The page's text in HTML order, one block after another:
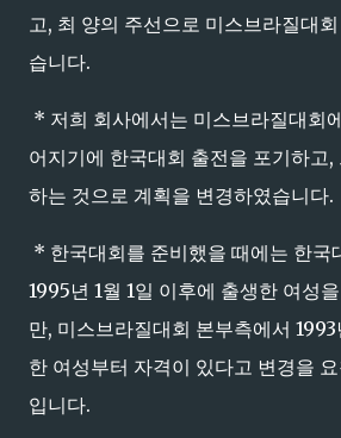
고, 최 양의 주선으로 미스브라질대
습니다.
* 저희 회사에서는 미스브라질대회
어지기에 한국대회 출전을 포기하고
하는 것으로 계획을 변경하였습니다.
* 한국대회를 준비했을 때에는 한국
1995년 1월 1일 이후에 출생한 여성
만, 미스브라질대회 본부측에서 1993
한 여성부터 자격이 있다고 변경을
입니다.